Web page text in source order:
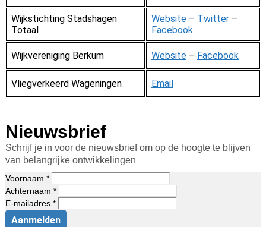
Wijkstichting Stadshagen
Totaal
Website – Twitter –
Facebook
Wijkvereniging Berkum Website – Facebook
Vliegverkeerd Wageningen Email
Nieuwsbrief
Schrijf je in voor de nieuwsbrief om op de hoogte te blijven
van belangrijke ontwikkelingen
Voornaam *
Achternaam *
E-mailadres *
Aanmelden